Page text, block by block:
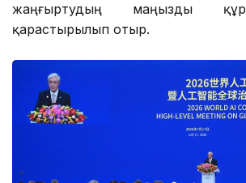
жаңғыртудың маңызды
қарастырылып отыр.